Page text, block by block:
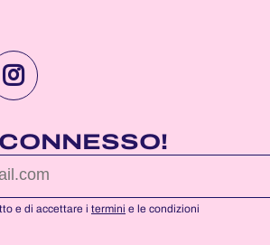
VISITA
PAGINA
INSTAGRAM
DI
NOTTEROSA
e di accettare i termini e le condizioni